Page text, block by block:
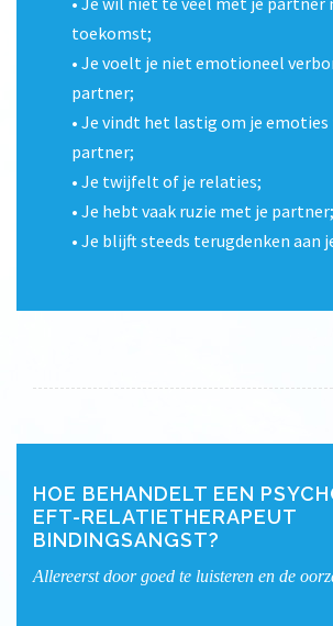
toekomst;
• Je voelt je niet emotioneel
partner;
• Je vindt het lastig om je
partner;
• Je twijfelt of je relaties;
• Je hebt vaak ruzie met je partner;
• Je blijft steeds terugdenken aan
HOE BEHANDELT EEN
EFT-RELATIETHERAPEUT
BINDINGSANGST?
Allereerst door goed te luisteren en de